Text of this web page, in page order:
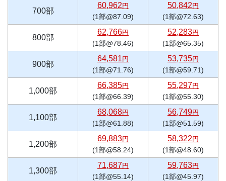
700部
60,962 円
(1部@87.09)
50,842 円
(1部@72.63)
800部
62,766円
(1部@78.46)
52,283円
(1部@65.35)
900部
64,581 円
(1部@71.76)
53,735円
(1部@59.71)
1,000部
66,385円
(1部@66.39)
55,297円
(1部@55.30)
1,100部
68,068円
(1部@61.88)
56,749円
(1部@51.59)
1,200部
69,883円
(1部@58.24)
58,322 円
(1部@48.60)
1,300部
71,687円
(1部@55.14)
59,763円
(1部@45.97)